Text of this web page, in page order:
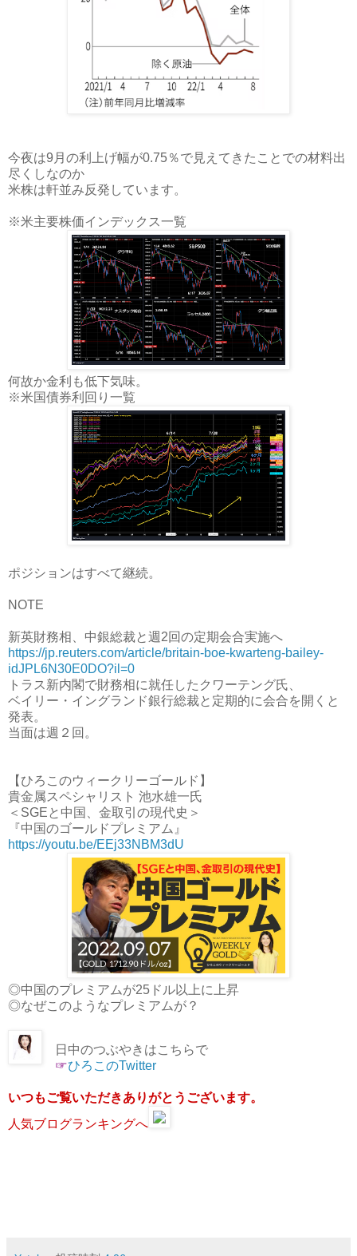
今夜は9月の利上げ幅が0.75％で見えてきたことでの材料出
尽くしなのか
米株は軒並み反発しています。
※米主要株価インデックス一覧
何故か金利も低下気味。
※米国債券利回り一覧
ポジションはすべて継続。
NOTE
新英財務相、中銀総裁と週2回の定期会合実施へ
https://jp.reuters.com/article/britain-boe-kwarteng-bailey-
idJPL6N30E0DO?il=0
トラス新内閣で財務相に就任したクワーテング氏、
ベイリー・イングランド銀行総裁と定期的に会合を開くと
発表。
当面は週２回。
【ひろこのウィークリーゴールド】
貴金属スペシャリスト 池水雄一氏
＜SGEと中国、金取引の現代史＞
『中国のゴールドプレミアム』
https://youtu.be/EEj33NBM3dU
◎中国のプレミアムが25ドル以上に上昇
◎なぜこのようなプレミアムが？
日中のつぶやきはこちらで
☞ひろこのTwitter
いつもご覧いただきありがとうございます。
人気ブログランキングへ